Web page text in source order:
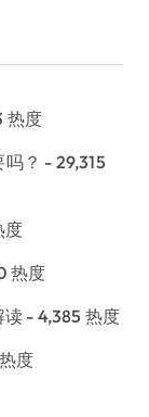
热度
？ - 29,315
度
热度
读 - 4,385 热度
度